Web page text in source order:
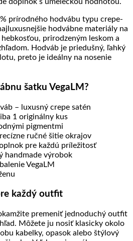
prírodného hodvábu typu crepe-
hodvábne materiály na
prirodzeným leskom a
Hodváb je priedušný, ľahký
preto je ideálny na nosenie
šatku VegaLM?
– luxusný crepe satén
1 originálny kus
pigmentmi
ručné šitie okrajov
pre každú príležitosť
handmade výrobok
VegaLM
každý outfit
premeniť jednoduchý outfit
Môžete ju nosiť klasicky okolo
kabelky, opasok alebo štýlový